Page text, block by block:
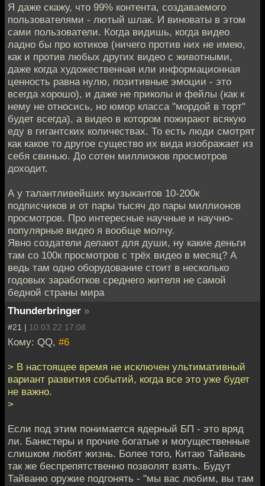
Я даже скажу, что 99% контента, создаваемого
пользователями - лютый шлак. И виноваты в этом
сами пользователи. Когда видишь, когда видео
ладно бы про котиков (ничего против них не имею,
как и против любых других видео с животными,
даже когда художественная или информационная
ценность равна нулю, позитивные эмоции - это
всегда хорошо), и даже не приколы и фейлы (как к
нему не относись, но юмор класса "мордой в торт"
будет всегда), а видео в котором пожирают всякую
еду в гигантских количествах. То есть люди смотрят
как какое то другое существо их вида изображает из
себя свинью. До сотен миллионов просмотров
доходит.
А у талантливейших музыкантов 10-200к
подписчиков и от пары тысяч до пары миллионов
просмотров. Про интересные научные и научно-
популярные видео я вообще молчу.
Явно создатели делают для души, ну какие деньги
там со 100к просмотров с трёх видео в месяц? А
ведь там одно оборудование стоит в несколько
годовых заработков среднего жителя не самой
бедной страны мира
Thunderbringer »
#21 | 10.03.22 17:08
Кому: QQ, #6
> В настоящее время не исключен ультимативный
вариант развития событий, когда все это уже будет
не важно.
>
Если под этим понимается ядерный БП - это вряд
ли. Банкстеры и прочие богатые и могущественные
слишком любят жизнь. Более того, Китаю Тайвань
так же беспрепятственно позволят взять. Будут
Тайваню оружие подгонять - "мы вас любим, вы там